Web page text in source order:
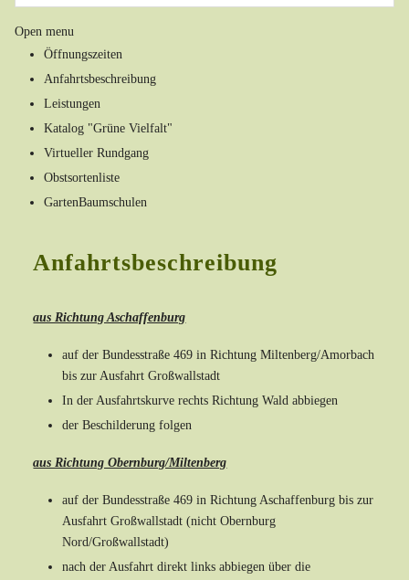
Open menu
Öffnungszeiten
Anfahrtsbeschreibung
Leistungen
Katalog "Grüne Vielfalt"
Virtueller Rundgang
Obstsortenliste
GartenBaumschulen
Anfahrtsbeschreibung
aus Richtung Aschaffenburg
auf der Bundesstraße 469 in Richtung Miltenberg/Amorbach
bis zur Ausfahrt Großwallstadt
In der Ausfahrtskurve rechts Richtung Wald abbiegen
der Beschilderung folgen
aus Richtung Obernburg/Miltenberg
auf der Bundesstraße 469 in Richtung Aschaffenburg bis zur
Ausfahrt Großwallstadt (nicht Obernburg
Nord/Großwallstadt)
nach der Ausfahrt direkt links abbiegen über die